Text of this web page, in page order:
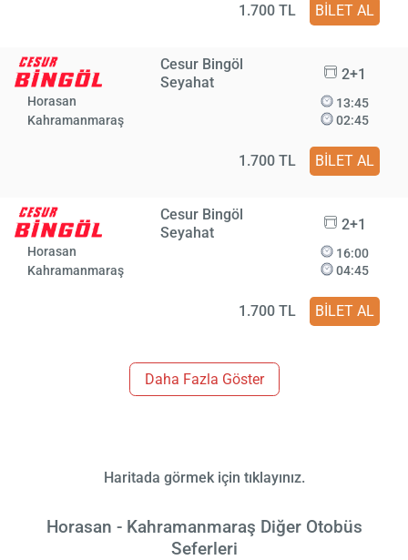
1.700 TL BİLET AL
Cesur Bingöl
Seyahat
2+1
Horasan
Kahramanmaraş
13:45
02:45
1.700 TL BİLET AL
Cesur Bingöl
Seyahat
2+1
Horasan
Kahramanmaraş
16:00
04:45
1.700 TL BİLET AL
Daha Fazla Göster
Haritada görmek için tıklayınız.
Horasan - Kahramanmaraş Diğer Otobüs
Seferleri